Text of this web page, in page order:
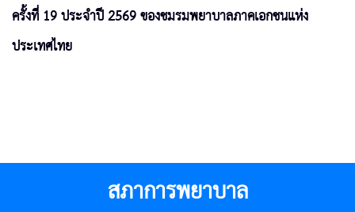
ครั้งที่ 19 ประจำปี 2569 ของชมรมพยาบาลภาคเอกชนแห่ง
ประเทศไทย
สภาการพยาบาล